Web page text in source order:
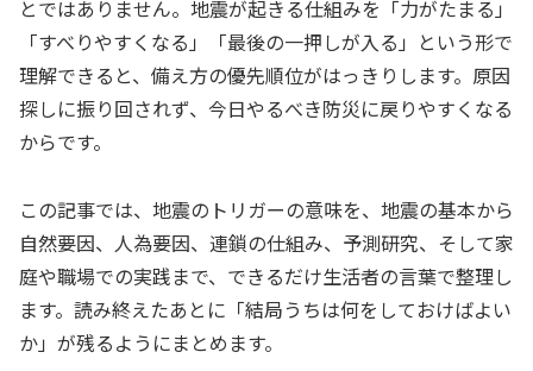
とではありません。地震が起きる仕組みを「力がたまる」
「すべりやすくなる」「最後の一押しが入る」という形で
理解できると、備え方の優先順位がはっきりします。原因
探しに振り回されず、今日やるべき防災に戻りやすくなる
からです。
この記事では、地震のトリガーの意味を、地震の基本から
自然要因、人為要因、連鎖の仕組み、予測研究、そして家
庭や職場での実践まで、できるだけ生活者の言葉で整理し
ます。読み終えたあとに「結局うちは何をしておけばよい
か」が残るようにまとめます。